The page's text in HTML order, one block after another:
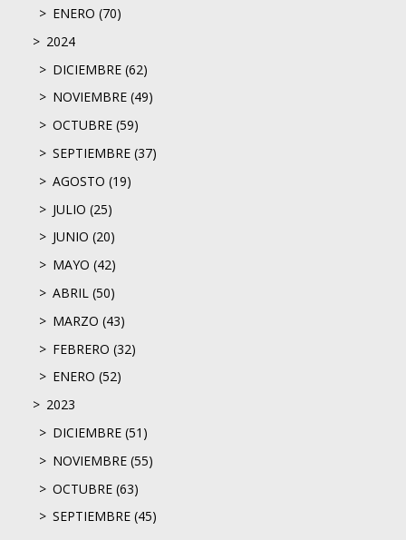
ENERO (70)
2024
DICIEMBRE (62)
NOVIEMBRE (49)
OCTUBRE (59)
SEPTIEMBRE (37)
AGOSTO (19)
JULIO (25)
JUNIO (20)
MAYO (42)
ABRIL (50)
MARZO (43)
FEBRERO (32)
ENERO (52)
2023
DICIEMBRE (51)
NOVIEMBRE (55)
OCTUBRE (63)
SEPTIEMBRE (45)